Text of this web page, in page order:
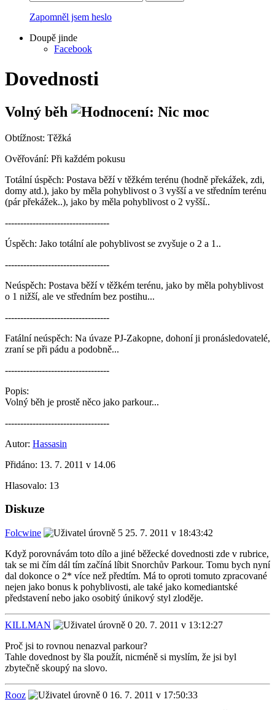
Zapomněl jsem heslo
Doupě jinde
Facebook
Dovednosti
Volný běh
Obtížnost: Těžká
Ověřování: Při každém pokusu
Totální úspěch: Postava běží v těžkém terénu (hodně překážek, zdi,
domy atd.), jako by měla pohyblivost o 3 vyšší a ve středním terénu
(pár překážek..), jako by měla pohyblivost o 2 vyšší..
----------------------------------
Úspěch: Jako totální ale pohyblivost se zvyšuje o 2 a 1..
----------------------------------
Neúspěch: Postava běží v těžkém terénu, jako by měla pohyblivost
o 1 nižší, ale ve středním bez postihu...
----------------------------------
Fatální neúspěch: Na úvaze PJ-Zakopne, dohoní ji pronásledovatelé,
zraní se při pádu a podobně...
----------------------------------
Popis:
Volný běh je prostě něco jako parkour...
----------------------------------
Autor: Hassasin
Přidáno: 13. 7. 2011 v 14.06
Hlasovalo: 13
Diskuze
Folcwine
25. 7. 2011 v 18:43:42
Když porovnávám toto dílo a jiné běžecké dovednosti zde v rubrice,
tak se mi čím dál tím začíná líbit Snorchův Parkour. Tomu bych nyní
dal dokonce o 2* více než předtím. Má to oproti tomuto zpracované
nejen jako bonus k pohyblivosti, ale také jako komediantské
představení nebo jako osobitý únikový styl zloděje.
KILLMAN
20. 7. 2011 v 13:12:27
Proč jsi to rovnou nenazval parkour?
Tahle dovednost by šla použít, nicméně si myslím, že jsi byl
zbytečně skoupý na slovo.
Rooz
16. 7. 2011 v 17:50:33